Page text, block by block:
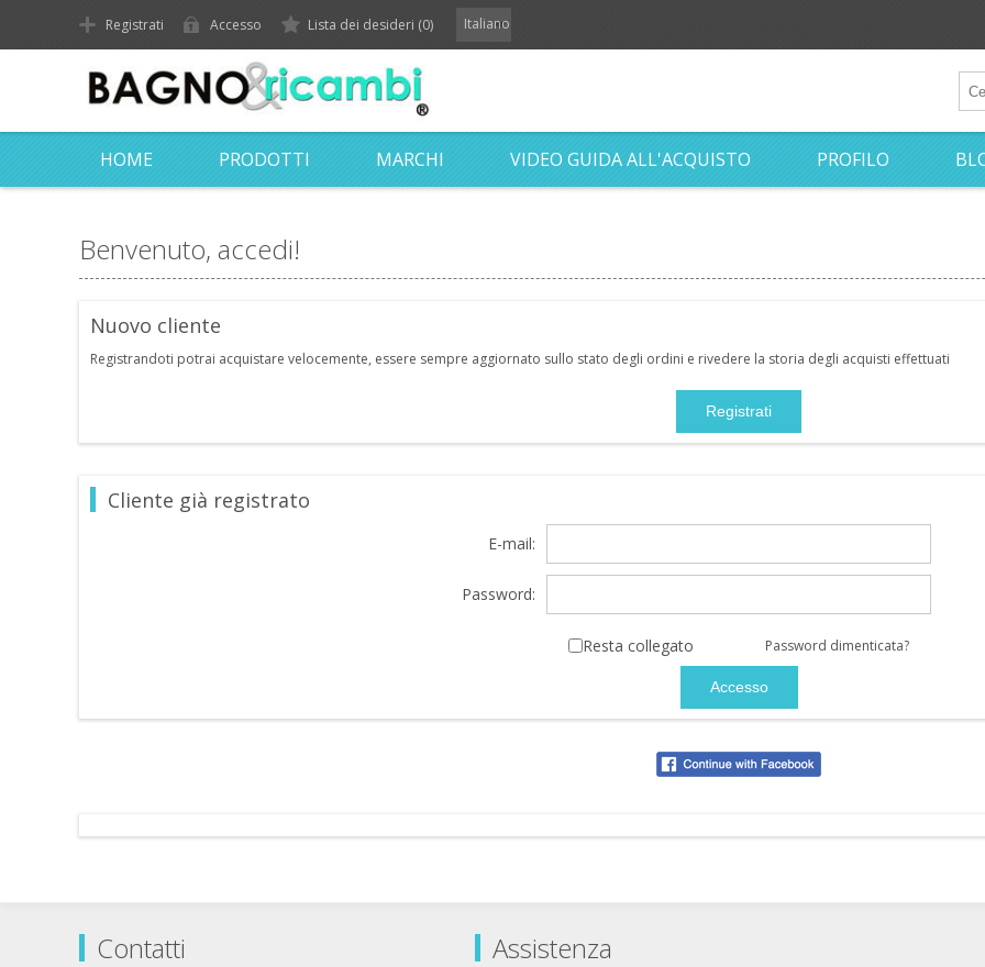
Registrati Accesso Lista dei desideri (0) Italiano
HOME PRODOTTI MARCHI VIDEO GUIDA ALL'ACQUISTO PROFILO
Benvenuto, accedi!
Nuovo cliente
Registrandoti potrai acquistare velocemente, essere sempre aggiornato sullo stato degli ordini e rivedere la storia degli acquisti effettuati
Cliente già registrato
E-mail:
Password:
Resta collegato Password dimenticata?
Contatti Assistenza